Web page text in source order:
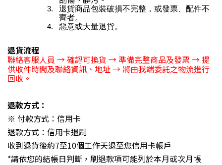
退貨商品包裝破損不完整，或發票、配件不
齊者。
惡意或大量退貨。
退貨流程
聯絡客服人員 → 確認可換貨 → 準備完整商品及發票 → 提
供收件時間及聯絡資訊、地址 → 將由我端委託之物流進行
回收。
退款方式：
※ 付款方式：信用卡
退款方式：信用卡退刷
收到退貨後約7至10個工作天退至您信用卡帳戶
*請依您的結帳日判斷，刷退款項可能列於本月或次月帳